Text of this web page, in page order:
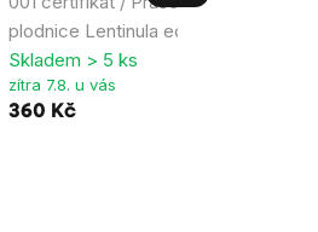
plodnice Lentinula edodes.
Skladem > 5 ks
zítra 7.8. u vás
360 Kč